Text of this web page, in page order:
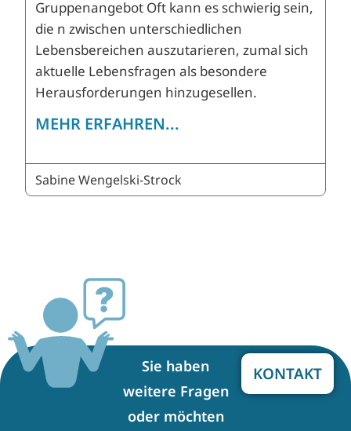
Gruppenangebot Oft kann es schwierig sein,
die n zwischen unterschiedlichen
Lebensbereichen auszutarieren, zumal sich
aktuelle Lebensfragen als besondere
Herausforderungen hinzugesellen.
MEHR ERFAHREN...
Sabine Wengelski-Strock
Sie haben
weitere Fragen
oder möchten
KONTAKT